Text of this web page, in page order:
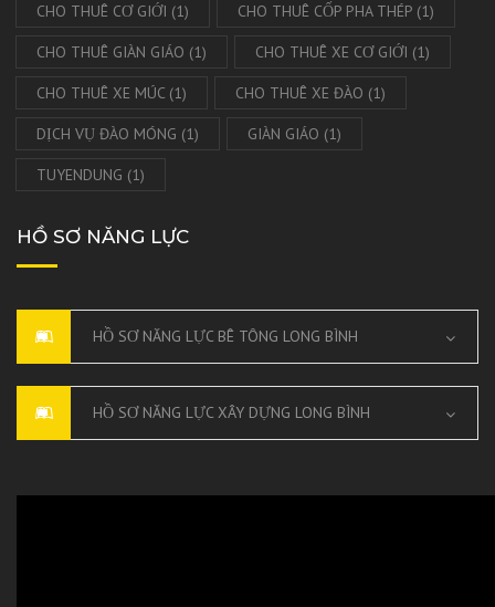
CHO THUÊ CƠ GIỚI (1) CHO THUÊ CỐP PHA THÉP (1)
CHO THUÊ GIÀN GIÁO (1) CHO THUÊ XE CƠ GIỚI (1)
CHO THUÊ XE MÚC (1) CHO THUÊ XE ĐÀO (1)
DỊCH VỤ ĐÀO MÓNG (1) GIÀN GIÁO (1)
TUYENDUNG (1)
HỒ SƠ NĂNG LỰC
HỒ SƠ NĂNG LỰC BÊ TÔNG LONG BÌNH
HỒ SƠ NĂNG LỰC XÂY DỰNG LONG BÌNH